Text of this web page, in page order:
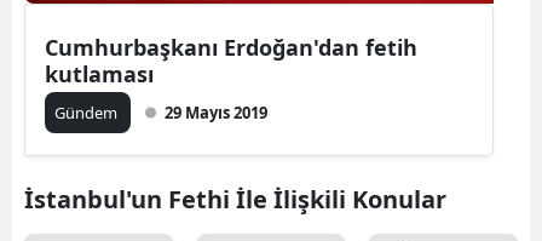
Düzce
Cumhurbaşkanı Erdoğan'dan fetih
kutlaması
Gündem 29 Mayıs 2019
İstanbul'un Fethi İle İlişkili Konular